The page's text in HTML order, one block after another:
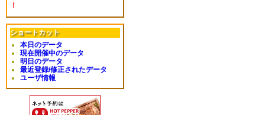
！
ショートカット
本日のデータ
現在開催中のデータ
明日のデータ
最近登録/修正されたデータ
ユーザ情報